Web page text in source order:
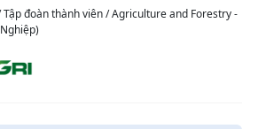
Tập đoàn thành viên / Agriculture and Forestry -